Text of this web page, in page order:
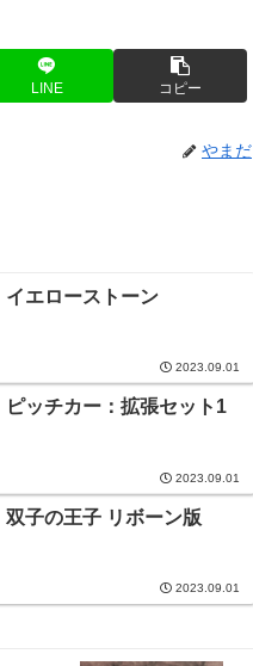
LINE コピー
やまだ
イエローストーン
2023.09.01
ピッチカー：拡張セット1
2023.09.01
双子の王子 リボーン版
2023.09.01